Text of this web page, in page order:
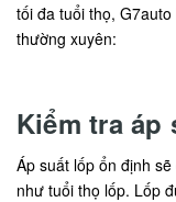
tối đa tuổi thọ,
thường xuyên:
Kiểm tra
Áp suất lốp ổn định
như tuổi thọ lốp. Lốp